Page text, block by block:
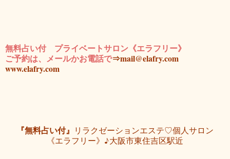
無料占い付 プライベートサロン《エラフリー》
ご予約は、メールかお電話で⇒mail@elafry.com
www.elafry.com
『無料占い付』 リラクゼーションエステ♡個人サロン
《エラフリー》♪大阪市東住吉区駅近